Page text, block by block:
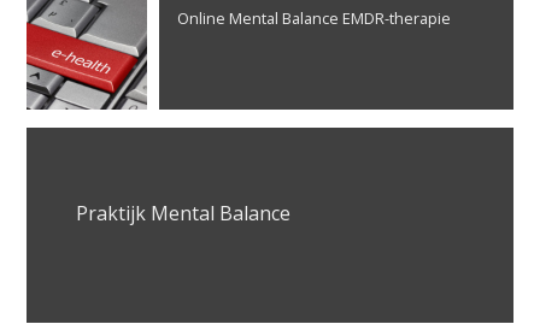
Online Mental Balance EMDR-therapie
Praktijk Mental Balance